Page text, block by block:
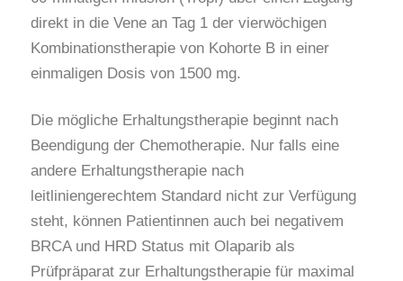
direkt in die Vene an Tag 1 der vierwöchigen
Kombinationstherapie von Kohorte B in einer
einmaligen Dosis von 1500 mg.
Die mögliche Erhaltungstherapie beginnt nach
Beendigung der Chemotherapie. Nur falls eine
andere Erhaltungstherapie nach
leitliniengerechtem Standard nicht zur Verfügung
steht, können Patientinnen auch bei negativem
BRCA und HRD Status mit Olaparib als
Prüfpräparat zur Erhaltungstherapie für maximal